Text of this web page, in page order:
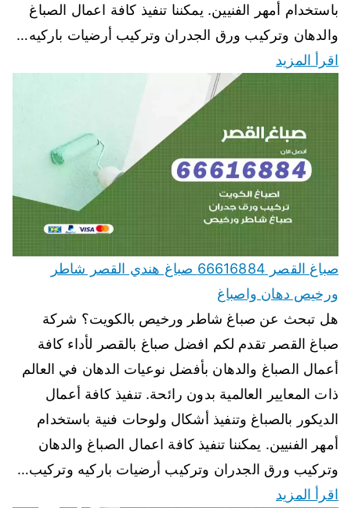
باستخدام أمهر الفنيين. يمكننا تنفيذ كافة اعمال الصباغ
والدهان وتركيب ورق الجدران وتركيب أرضيات باركيه…
اقرأ المزيد
صباغ القصر 66616884 صباغ هندي القصر شاطر
ورخيص دهان واصباغ
هل تبحث عن صباغ شاطر ورخيص بالكويت؟ شركة
صباغ القصر تقدم لكم افضل صباغ بالقصر لأداء كافة
أعمال الصباغ والدهان بأفضل نوعيات الدهان في العالم
ذات المعايير العالمية بدون رائحة. تنفيذ كافة أعمال
الديكور بالصباغ وتنفيذ أشكال ولوحات فنية باستخدام
أمهر الفنيين. يمكننا تنفيذ كافة اعمال الصباغ والدهان
وتركيب ورق الجدران وتركيب أرضيات باركيه وتركيب…
اقرأ المزيد